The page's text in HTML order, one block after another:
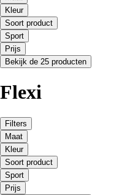
Kleur
Soort product
Sport
Prijs
Bekijk de 25 producten
Flexi
Filters
Maat
Kleur
Soort product
Sport
Prijs